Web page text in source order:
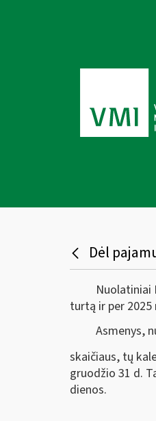
Dėl
Nuolatiniai
turtą ir per
Asmenys,
skaičiaus, tų
gruodžio 31 d.
dienos.